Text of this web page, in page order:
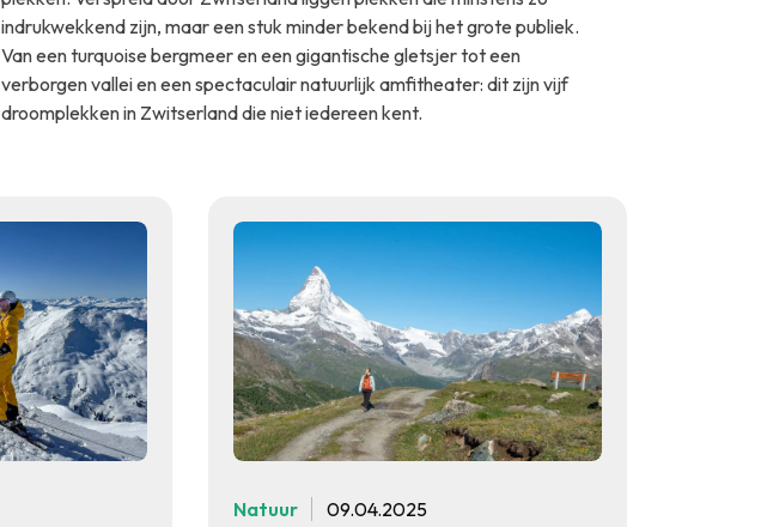
indrukwekkend zijn, maar een stuk minder bekend bij het grote publiek.
Van een turquoise bergmeer en een gigantische gletsjer tot een
verborgen vallei en een spectaculair natuurlijk amfitheater: dit zijn vijf
droomplekken in Zwitserland die niet iedereen kent.
Natuur 09.04.2025